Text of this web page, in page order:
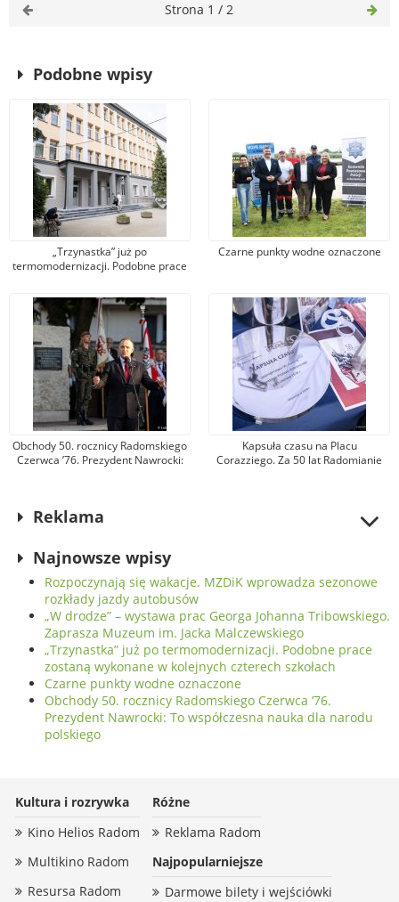
Strona 1 / 2
Podobne wpisy
„Trzynastka” już po
termomodernizacji. Podobne prace
czterech szkołach
Czarne punkty wodne oznaczone
Obchody 50. rocznicy Radomskiego
Czerwca ’76. Prezydent Nawrocki:
Kapsuła czasu na Placu
Corazziego. Za 50 lat Radomianie
Reklama
Najnowsze wpisy
Rozpoczynają się wakacje. MZDiK wprowadza sezonowe
rozkłady jazdy autobusów
„W drodze” – wystawa prac Georga Johanna Tribowskiego.
Zaprasza Muzeum im. Jacka Malczewskiego
„Trzynastka” już po termomodernizacji. Podobne prace
zostaną wykonane w kolejnych czterech szkołach
Czarne punkty wodne oznaczone
Obchody 50. rocznicy Radomskiego Czerwca ’76.
Prezydent Nawrocki: To współczesna nauka dla narodu
polskiego
Kultura i rozrywka
Kino Helios Radom
Multikino Radom
Resursa Radom
Różne
Reklama Radom
Najpopularniejsze
Darmowe bilety i wejściówki